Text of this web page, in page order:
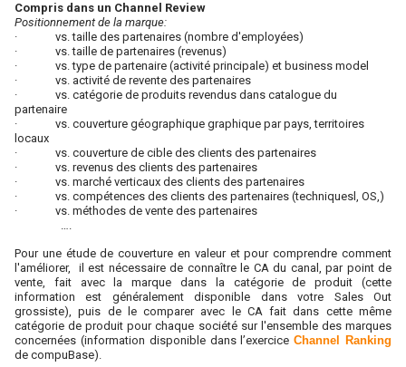
Compris dans un Channel Review
Positionnement de la marque:
· vs. taille des partenaires (nombre d'employées)
· vs. taille de partenaires (revenus)
· vs. type de partenaire (activité principale) et business model
· vs. activité de revente des partenaires
· vs. catégorie de produits revendus dans catalogue du
partenaire
· vs. couverture géographique graphique par pays, territoires
locaux
· vs. couverture de cible des clients des partenaires
· vs. revenus des clients des partenaires
· vs. marché verticaux des clients des partenaires
· vs. compétences des clients des partenaires (techniquesl, OS,)
· vs. méthodes de vente des partenaires
….
Pour une étude de couverture en valeur et pour comprendre comment
l'améliorer, il est nécessaire de connaître le CA du canal, par point de
vente, fait avec la marque dans la catégorie de produit (cette
information est généralement disponible dans votre Sales Out
grossiste), puis de le comparer avec le CA fait dans cette même
catégorie de produit pour chaque société sur l'ensemble des marques
concernées (information disponible dans l’exerciceChannel Ranking
de compuBase).